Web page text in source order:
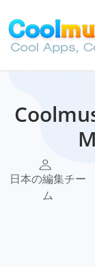
日本の編集チー
ム